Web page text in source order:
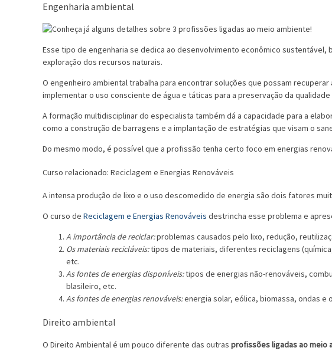
Engenharia ambiental
Esse tipo de engenharia se dedica ao desenvolvimento econômico sustentável,
exploração dos recursos naturais.
O engenheiro ambiental trabalha para encontrar soluções que possam
implementar o uso consciente de água e táticas para a preservação da qualidade
A formação multidisciplinar do especialista também dá a capacidade para a
como a construção de barragens e a implantação de estratégias que visam o
Do mesmo modo, é possível que a profissão tenha certo foco em energias
Curso relacionado: Reciclagem e Energias Renováveis
A intensa produção de lixo e o uso descomedido de energia são dois fatores
O curso de Reciclagem e Energias Renováveis destrincha esse problema e
A importância de reciclar:problemas causados pelo lixo, redução,
Os materiais recicláveis:tipos de materiais, diferentes reciclagens
etc.
As fontes de energias disponíveis:tipos de energias não-renováveis,
blasileiro, etc.
As fontes de energias renováveis:energia solar, eólica, biomassa, ondas e
Direito ambiental
O Direito Ambiental é um pouco diferente das outras profissões ligadas ao meio